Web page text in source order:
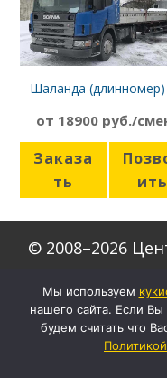
Шаланда (длинномер)
от 18900 руб./
Заказа
ть
ить
© 2008–2026
Мы используем
нашего сайта. Если
будем считать что